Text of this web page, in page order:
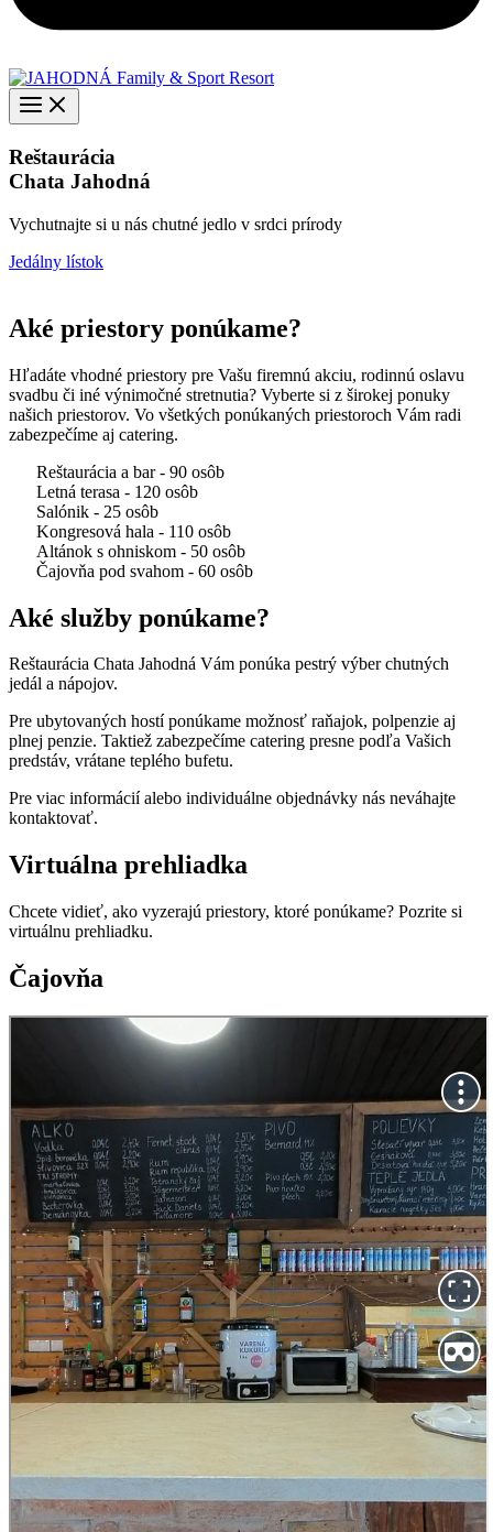
Reštaurácia
Chata Jahodná
Vychutnajte si u nás chutné jedlo v srdci prírody
Jedálny lístok
Aké priestory ponúkame?
Hľadáte vhodné priestory pre Vašu firemnú akciu, rodinnú oslavu
svadbu či iné výnimočné stretnutia? Vyberte si z širokej ponuky
našich priestorov. Vo všetkých ponúkaných priestoroch Vám radi
zabezpečíme aj catering.
Reštaurácia a bar - 90 osôb
Letná terasa - 120 osôb
Salónik - 25 osôb
Kongresová hala - 110 osôb
Altánok s ohniskom - 50 osôb
Čajovňa pod svahom - 60 osôb
Aké služby ponúkame?
Reštaurácia Chata Jahodná Vám ponúka pestrý výber chutných
jedál a nápojov.
Pre ubytovaných hostí ponúkame možnosť raňajok, polpenzie aj
plnej penzie. Taktiež zabezpečíme catering presne podľa Vašich
predstáv, vrátane teplého bufetu.
Pre viac informácií alebo individuálne objednávky nás neváhajte
kontaktovať.
Virtuálna prehliadka
Chcete vidieť, ako vyzerajú priestory, ktoré ponúkame? Pozrite si
virtuálnu prehliadku.
Čajovňa